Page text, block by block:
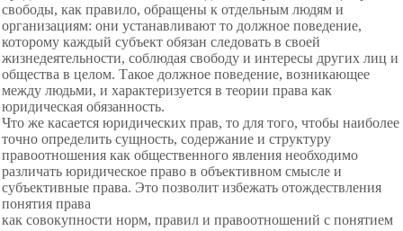
свободы, как правило, обращены к отдельным людям и
организациям: они устанавливают то должное поведение,
которому каждый субъект обязан следовать в своей
жизнедеятельности, соблюдая свободу и интересы других лиц и
общества в целом. Такое должное поведение, возникающее
между людьми, и характеризуется в теории права как
юридическая обязанность.
Что же касается юридических прав, то для того, чтобы наиболее
точно определить сущность, содержание и структуру
правоотношения как общественного явления необходимо
различать юридическое право в объективном смысле и
субъективные права. Это позволит избежать отождествления
понятия права
как совокупности норм, правил и правоотношений с понятием